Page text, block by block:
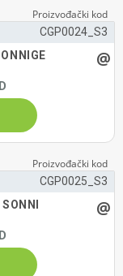
CGP0024_S3
@
CGP0025_S3
@